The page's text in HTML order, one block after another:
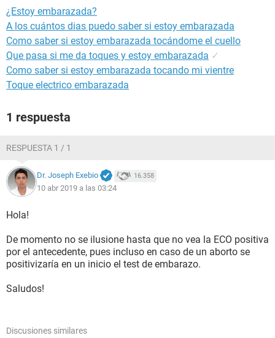
¿Estoy embarazada?
A los cuántos dias puedo saber si estoy embarazada
Como saber si estoy embarazada tocándome el cuello
Que pasa si me da toques y estoy embarazada ✓
Como saber si estoy embarazada tocando mi vientre
Toque electrico embarazada
1 respuesta
RESPUESTA 1 / 1
Dr. Joseph Exebio 16.358
10 abr 2019 a las 03:24
Hola!
De momento no se ilusione hasta que no vea la ECO positiva
por el antecedente, pues incluso en caso de un aborto se
positivizaría en un inicio el test de embarazo.
Saludos!
Discusiones similares